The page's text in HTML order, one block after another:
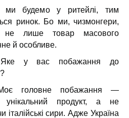
ми будемо у ритейлі, тим
ринок. Бо ми, чизмонгери,
лише товар масового
й особливе.
у вас побажання до
головне побажання —
унікальний продукт, а не
італійські сири. Адже Україна